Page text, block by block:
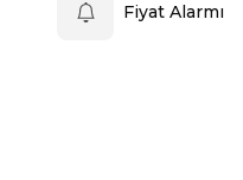
Fiyat Alarmı